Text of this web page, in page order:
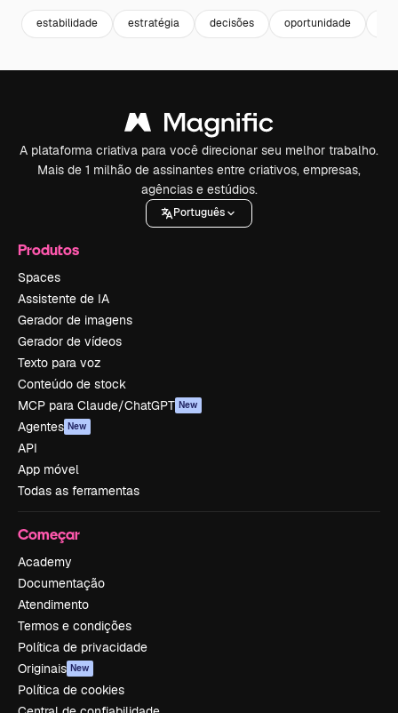
estabilidade estratégia decisões oportunidade
A plataforma criativa para você direcionar seu melhor trabalho.
Mais de 1 milhão de assinantes entre criativos, empresas,
agências e estúdios.
Português
Produtos
Spaces
Assistente de IA
Gerador de imagens
Gerador de vídeos
Texto para voz
Conteúdo de stock
MCP para Claude/ChatGPT New
Agentes New
API
App móvel
Todas as ferramentas
Começar
Academy
Documentação
Atendimento
Termos e condições
Política de privacidade
Originais New
Política de cookies